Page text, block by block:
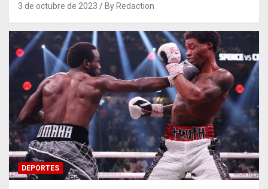
3 de octubre de 2023 By Redaction
DEPORTES